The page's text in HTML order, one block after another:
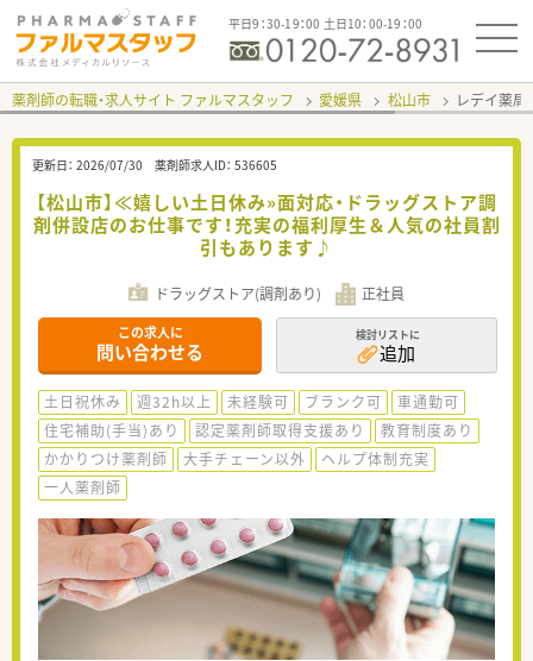
平日9：30-19：00 土日10：00-19：00
薬剤師の転職・求人サイト ファルマスタッフ 愛媛県 松山市 レデイ薬
更新日： 2026/07/30 薬剤師求人ID： 536605
【松山市】≪嬉しい土日休み»面対応・ドラッグストア調
剤併設店のお仕事です！充実の福利厚生＆人気の社員割
引もあります♪
ドラッグストア(調剤あり) 正社員
この求人に
問い合わせる
検討リストに
追加
土日祝休み 週32h以上 未経験可 ブランク可
車通勤可
住宅補助(手当)あり
認定薬剤師取得支援あり
教育制度あり
かかりつけ薬剤師
大手チェーン以外
ヘルプ体制充実
一人薬剤師